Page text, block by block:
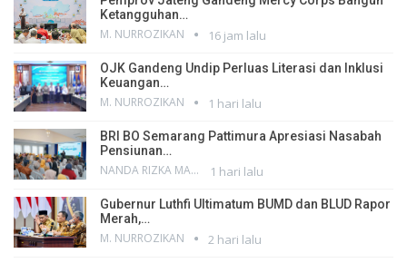
Ketangguhan…
M. NURROZIKAN 16 jam lalu
OJK Gandeng Undip Perluas Literasi dan Inklusi
Keuangan…
M. NURROZIKAN 1 hari lalu
BRI BO Semarang Pattimura Apresiasi Nasabah
Pensiunan…
NANDA RIZKA MAHENDRA 1 hari lalu
Gubernur Luthfi Ultimatum BUMD dan BLUD Rapor
Merah,…
M. NURROZIKAN 2 hari lalu